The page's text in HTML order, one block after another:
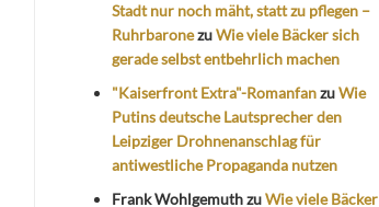
Stadt nur noch mäht, statt zu pflegen –
RuhrbaronezuWie viele Bäcker sich
gerade selbst entbehrlich machen
"Kaiserfront Extra"-RomanfanzuWie
Putins deutsche Lautsprecher den
Leipziger Drohnenanschlag für
antiwestliche Propaganda nutzen
Frank WohlgemuthzuWie viele Bäcker